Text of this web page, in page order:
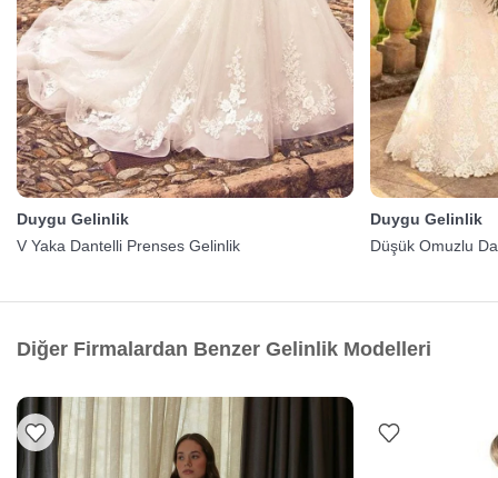
Duygu Gelinlik
V Yaka Dantelli Prenses Gelinlik
Duygu Gelinlik
Düşük Omuzlu
Diğer Firmalardan Benzer Gelinlik Modelleri